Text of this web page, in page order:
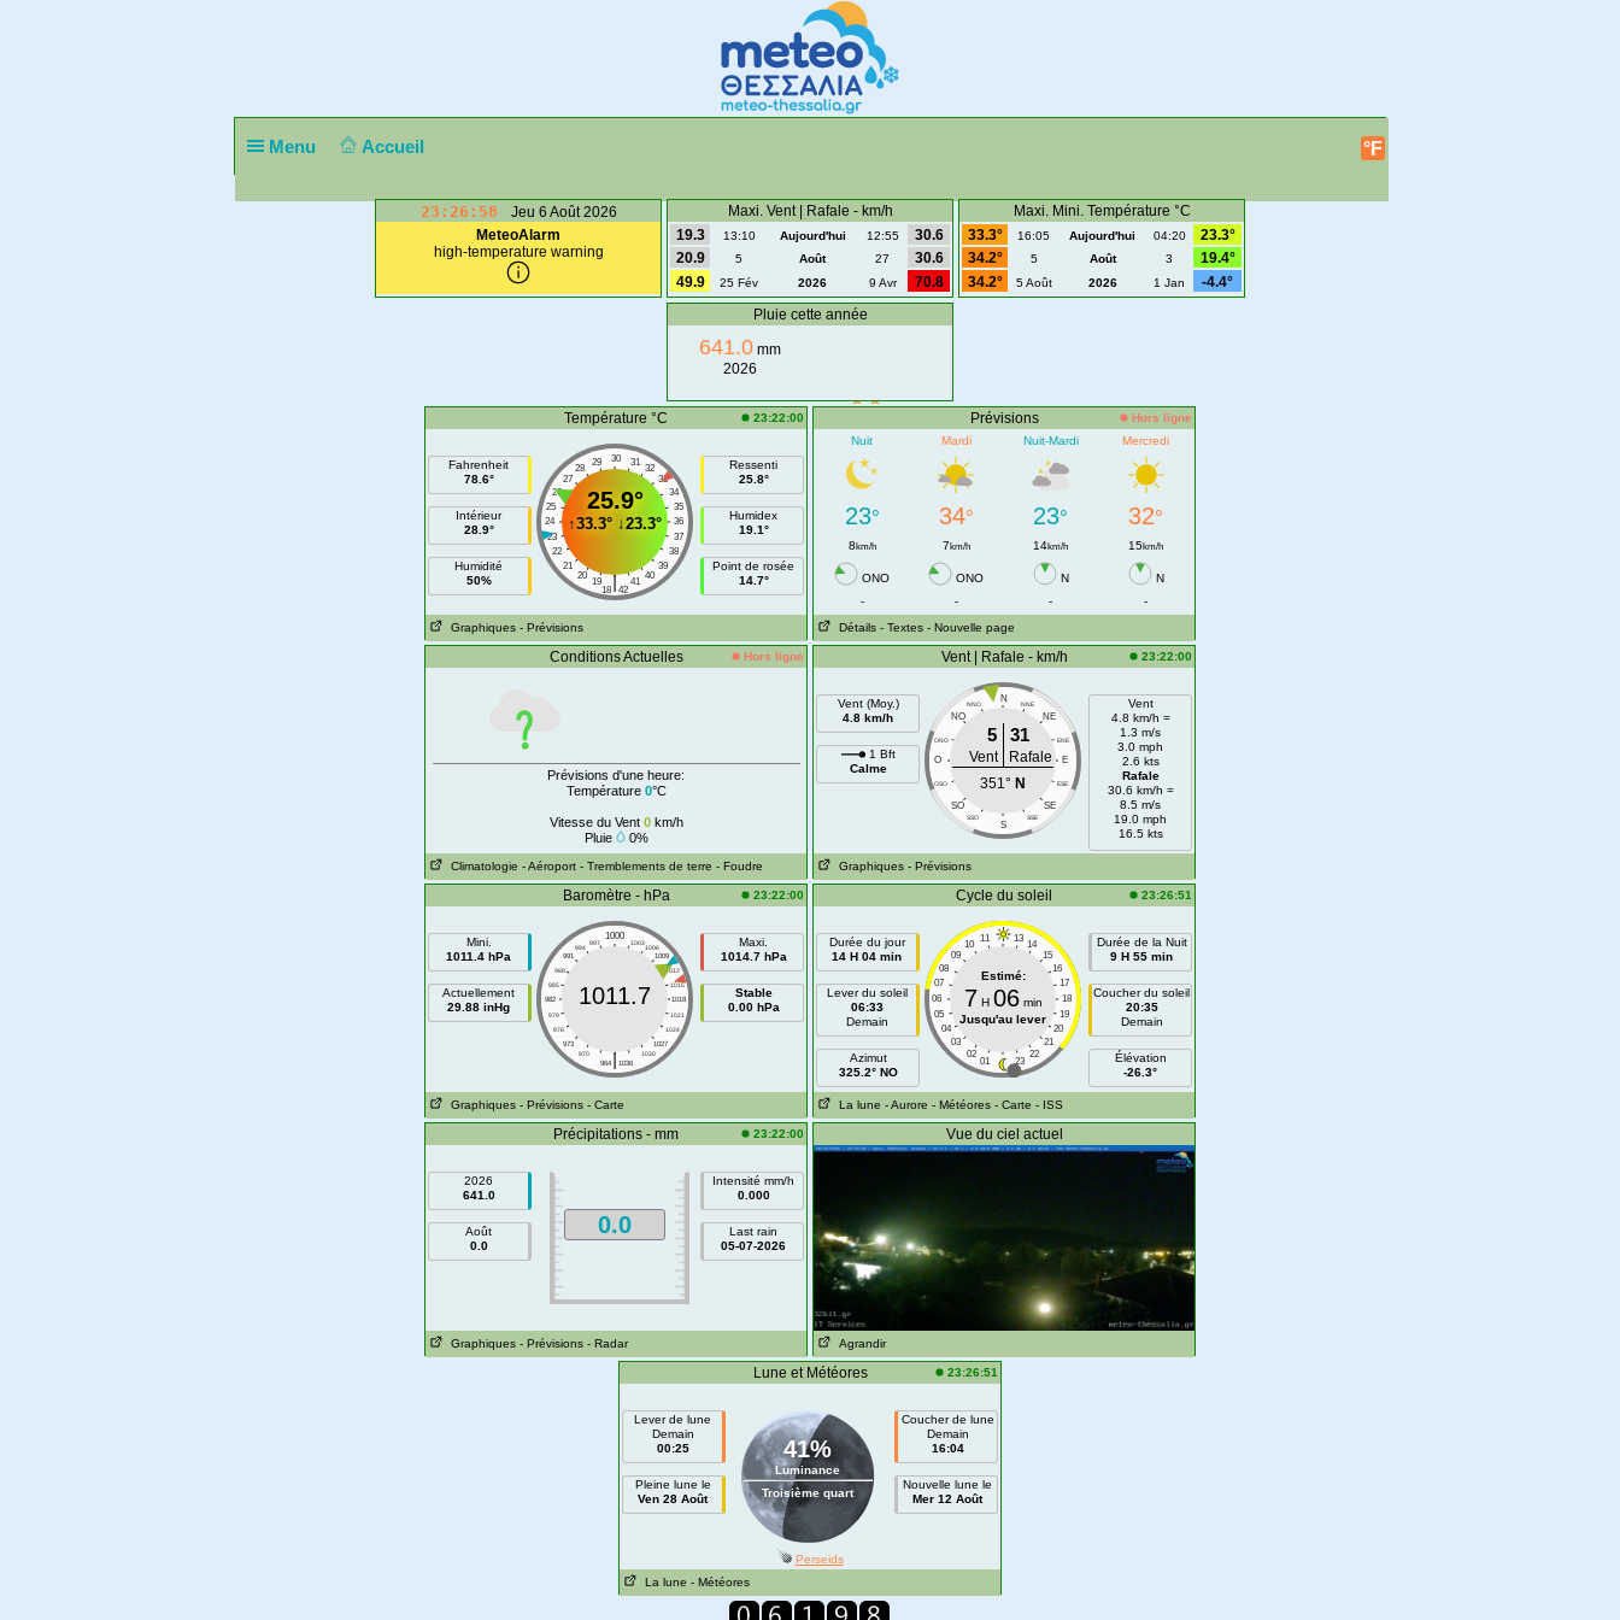
Menu Accueil °F
23:26:58
Jeu 6 Août 2026
MeteoAlarm
high-temperature warning
Maxi. Vent | Rafale - km/h
19.3
13:10 Aujourd'hui 12:55
30.6
20.9
5 Août 27
30.6
49.9
25 Fév 2026 9 Avr 70.8
Maxi. Mini. Température °C
33.3°
16:05 Aujourd'hui 04:20
23.3°
34.2°
5 Août 3
19.4°
34.2°
5 Août 2026 1 Jan
-4.4°
Pluie cette année
641.0mm
2026
0.0mm
Août
Température °C 23:22:00
Fahrenheit
78.6°
Intérieur
28.9°
Humidité
50%
30
29 31
28
32
27
33
26
34
25
35
24
36
23
37
22
38
21
39
20
40
19 41
|
18 42
25.9°
↑33.3° ↓23.3°
Ressenti
25.8°
Humidex
19.1°
Point de rosée
14.7°
Graphiques - Prévisions
Prévisions
Hors ligne
Nuit
Mardi Nuit-Mardi Mercredi
23° 34° 23° 32°
8km/h 7km/h 14km/h 15km/h
ONO ONO N
N
-
- -
-
Détails - Textes - Nouvelle page
Conditions Actuelles Hors ligne
Prévisions d'une heure:
Température 0°C
Vitesse du Vent 0km/h
Pluie
0%
Climatologie - Aéroport - Tremblements de terre - Foudre
Vent | Rafale - km/h 23:22:00
Vent (Moy.)
4.8 km/h
1 Bft
Calme
N
NNO NNE
NO NE
ONO ENE
O E
OSO ESE
SO SE
SSO SSE
S
5 31
Vent
Rafale
351° N
Vent
4.8 km/h =
1.3 m/s
3.0 mph
2.6 kts
Rafale
30.6 km/h =
8.5 m/s
19.0 mph
16.5 kts
Graphiques - Prévisions
Baromètre - hPa 23:22:00
Mini.
1011.4 hPa
Actuellement
29.88 inHg
1000
997 1003
994
1006
991
1009
988
1012
985
1015
982
1018
979
1021
976
1024
973
1027
970
1030
|
964 1036
1011.7
Maxi.
1014.7 hPa
Stable
0.00 hPa
Graphiques - Prévisions - Carte
Cycle du soleil 23:26:51
Durée du jour
14 H 04 min
Lever du soleil
06:33
Demain
Azimut
325.2° NO
11 13
10
14
09
15
08
16
07
17
06
18
05
19
04
20
03
21
02
22
01 23
Estimé:
7 H 06min
Jusqu'au lever
Durée de la Nuit
9 H 55 min
Coucher du soleil
20:35
Demain
Élévation
-26.3°
La lune - Aurore - Météores - Carte - ISS
Précipitations - mm 23:22:00
2026
641.0
Août
0.0
0.0
Intensité mm/h
0.000
Last rain
05-07-2026
Graphiques - Prévisions - Radar
Vue du ciel actuel
Agrandir
Lune et Météores 23:26:51
Lever de lune
Demain
00:25
Pleine lune le
Ven 28 Août
41%
Luminance
Troisième quart
Coucher de lune
Demain
16:04
Nouvelle lune le
Mer 12 Août
Perseids
La lune - Météores